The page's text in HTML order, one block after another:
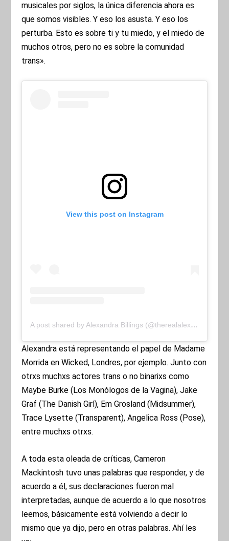
musicales por siglos, la única diferencia ahora es
que somos visibles. Y eso los asusta. Y eso los
perturba. Esto es sobre ti y tu miedo, y el miedo de
muchos otros, pero no es sobre la comunidad
trans».
View this post on Instagram
A post shared by Alexandra Billings (@therealalexandrabillings)
Alexandra está representando el papel de Madame
Morrida en Wicked, Londres, por ejemplo. Junto con
otrxs muchxs actores trans o no binarixs como
Maybe Burke (Los Monólogos de la Vagina), Jake
Graf (The Danish Girl), Em Grosland (Midsummer),
Trace Lysette (Transparent), Angelica Ross (Pose),
entre muchxs otrxs.
A toda esta oleada de críticas, Cameron
Mackintosh tuvo unas palabras que responder, y de
acuerdo a él, sus declaraciones fueron mal
interpretadas, aunque de acuerdo a lo que nosotros
leemos, básicamente está volviendo a decir lo
mismo que ya dijo, pero en otras palabras. Ahí les